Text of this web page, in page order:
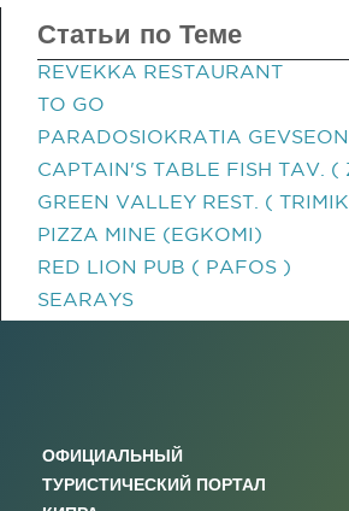
Статьи по Теме
REVEKKA RESTAURANT
TO GO
PARADOSIOKRATIA GEVSEON
CAPTAIN'S TABLE FISH TAV. (
GREEN VALLEY REST. (
PIZZA MINE (EGKOMI)
RED LION PUB ( PAFOS )
SEARAYS
ОФИЦИАЛЬНЫЙ
ТУРИСТИЧЕСКИЙ ПОРТАЛ